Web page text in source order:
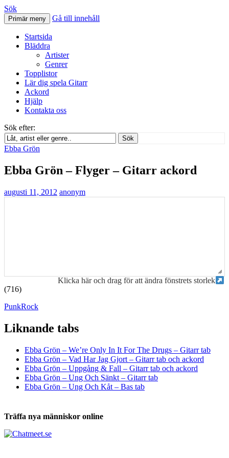
Svenskatabs.se
Sök
Primär meny Gå till innehåll
Startsida
Bläddra
Artister
Genrer
Topplistor
Lär dig spela Gitarr
Ackord
Hjälp
Kontakta oss
Sök efter:
Sök
Ebba Grön
Ebba Grön – Flyger – Gitarr ackord
augusti 11, 2012 anonym
Klicka här och drag för att ändra fönstrets storlek
(716)
PunkRock
Liknande tabs
Ebba Grön – We’re Only In It For The Drugs – Gitarr tab
Ebba Grön – Vad Har Jag Gjort – Gitarr tab och ackord
Ebba Grön – Uppgång & Fall – Gitarr tab och ackord
Ebba Grön – Ung Och Sänkt – Gitarr tab
Ebba Grön – Ung Och Kåt – Bas tab
Träffa nya människor online